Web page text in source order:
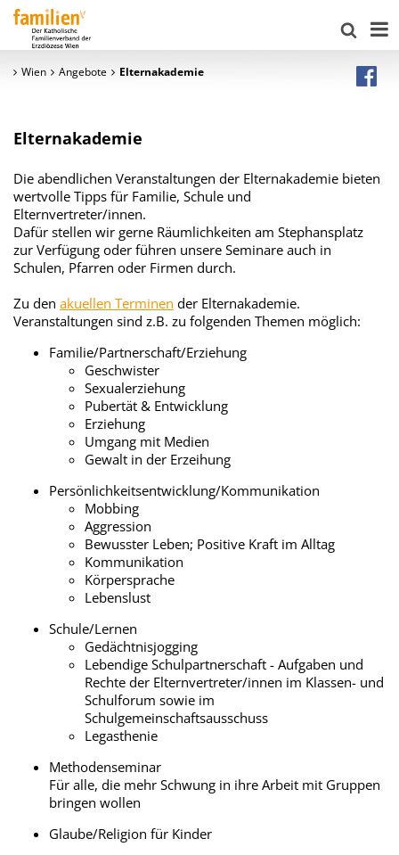
Wien Angebote Elternakademie
Elternakademie
Die abendlichen Veranstaltungen der Elternakademie bieten
wertvolle Tipps für Familie, Schule und
Elternvertreter/innen.
Dafür stellen wir gerne Räumlichkeiten am Stephansplatz
zur Verfügung oder führen unsere Seminare auch in
Schulen, Pfarren oder Firmen durch.
Zu den akuellen Terminen der Elternakademie.
Veranstaltungen sind z.B. zu folgenden Themen möglich:
Familie/Partnerschaft/Erziehung
Geschwister
Sexualerziehung
Pubertät & Entwicklung
Erziehung
Umgang mit Medien
Gewalt in der Erzeihung
Persönlichkeitsentwicklung/Kommunikation
Mobbing
Aggression
Bewusster Leben; Positive Kraft im Alltag
Kommunikation
Körpersprache
Lebenslust
Schule/Lernen
Gedächtnisjogging
Lebendige Schulpartnerschaft - Aufgaben und
Rechte der Elternvertreter/innen im Klassen- und
Schulforum sowie im
Schulgemeinschaftsausschuss
Legasthenie
Methodenseminar
Für alle, die mehr Schwung in ihre Arbeit mit Gruppen
bringen wollen
Glaube/Religion für Kinder